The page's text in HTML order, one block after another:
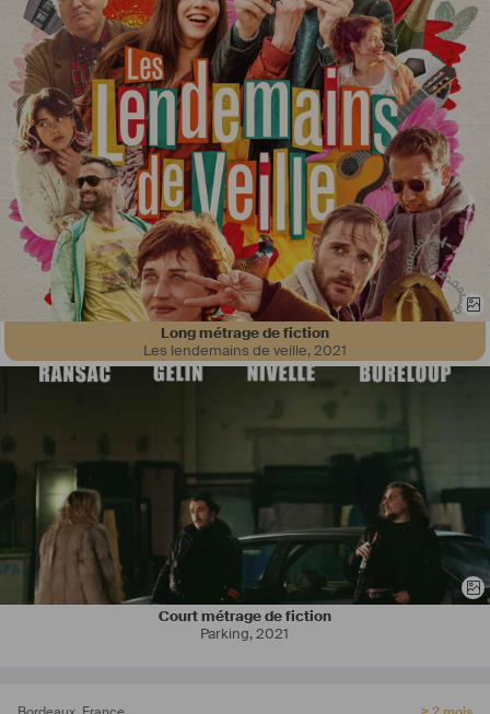
Long métrage de fiction
Les lendemains de veille,2021
Court métrage de fiction
Parking,2021